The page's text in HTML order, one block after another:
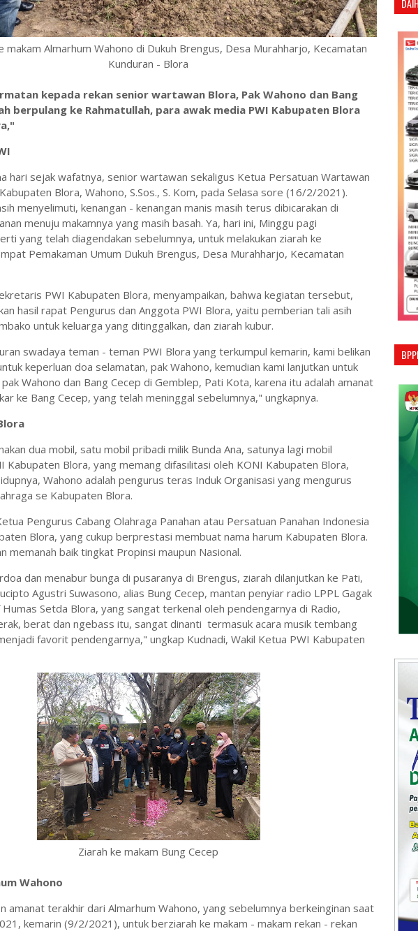
makam Almarhum Wahono di Dukuh Brengus, Desa Murahharjo, Kecamatan
Kunduran - Blora
kepada rekan senior wartawan Blora, Pak Wahono dan Bang
berpulang ke Rahmatullah, para awak media PWI Kabupaten Blora
hari sejak wafatnya, senior wartawan sekaligus Ketua Persatuan Wartawan
Blora, Wahono, S.Sos., S. Kom, pada Selasa sore (16/2/2021).
menyelimuti, kenangan - kenangan manis masih terus dibicarakan di
menuju makamnya yang masih basah. Ya, hari ini, Minggu pagi
yang telah diagendakan sebelumnya, untuk melakukan ziarah ke
Pemakaman Umum Dukuh Brengus, Desa Murahharjo, Kecamatan
PWI Kabupaten Blora, menyampaikan, bahwa kegiatan tersebut,
hasil rapat Pengurus dan Anggota PWI Blora, yaitu pemberian tali asih
untuk keluarga yang ditinggalkan, dan ziarah kubur.
swadaya teman - teman PWI Blora yang terkumpul kemarin, kami belikan
keperluan doa selamatan, pak Wahono, kemudian kami lanjutkan untuk
Wahono dan Bang Cecep di Gemblep, Pati Kota, karena itu adalah amanat
ke Bang Cecep, yang telah meninggal sebelumnya," ungkapnya.
dua mobil, satu mobil pribadi milik Bunda Ana, satunya lagi mobil
Kabupaten Blora, yang memang difasilitasi oleh KONI Kabupaten Blora,
Wahono adalah pengurus teras Induk Organisasi yang mengurus
se Kabupaten Blora.
Pengurus Cabang Olahraga Panahan atau Persatuan Panahan Indonesia
Blora, yang cukup berprestasi membuat nama harum Kabupaten Blora.
memanah baik tingkat Propinsi maupun Nasional.
dan menabur bunga di pusaranya di Brengus, ziarah dilanjutkan ke Pati,
Agustri Suwasono, alias Bung Cecep, mantan penyiar radio LPPL Gagak
Humas Setda Blora, yang sangat terkenal oleh pendengarnya di Radio,
berat dan ngebass itu, sangat dinanti termasuk acara musik tembang
favorit pendengarnya," ungkap Kudnadi, Wakil Ketua PWI Kabupaten
Ziarah ke makam Bung Cecep
Wahono
amanat terakhir dari Almarhum Wahono, yang sebelumnya berkeinginan saat
kemarin (9/2/2021), untuk berziarah ke makam - makam rekan - rekan